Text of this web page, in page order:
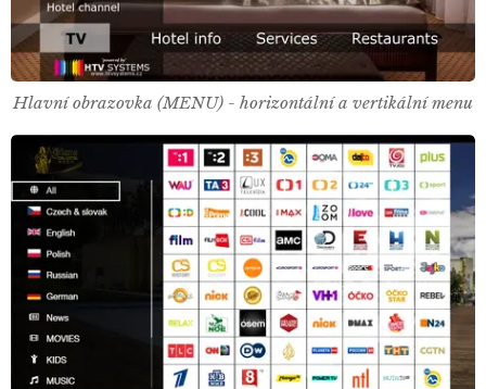
Hlavní obrazovka (MENU) - horizontální a vertikální menu